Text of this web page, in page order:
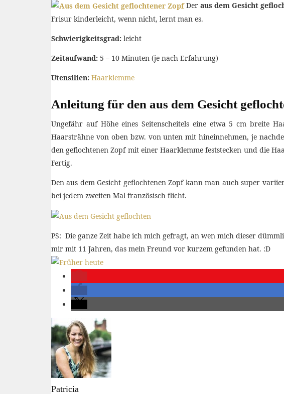
Deraus dem Gesicht
Frisur kinderleicht, wenn nicht, lernt man es.
Schwierigkeitsgrad: leicht
Zeitaufwand: 5 – 10 Minuten (je nach Erfahrung)
Utensilien: Haarklemme
Anleitung für den aus dem Gesicht
Ungefähr auf Höhe eines Seitenscheitels eine etwa 5 cm breite
Haarsträhne von oben bzw. von unten mit hineinnehmen, je
den geflochtenen Zopf mit einer Haarklemme feststecken und die
Fertig.
Den aus dem Gesicht geflochtenen Zopf kann man auch super
bei jedem zweiten Mal französisch flicht.
PS: Die ganze Zeit habe ich mich gefragt, an wen mich dieser
mir mit 11 Jahren, das mein Freund vor kurzem gefunden hat. :D
Patricia